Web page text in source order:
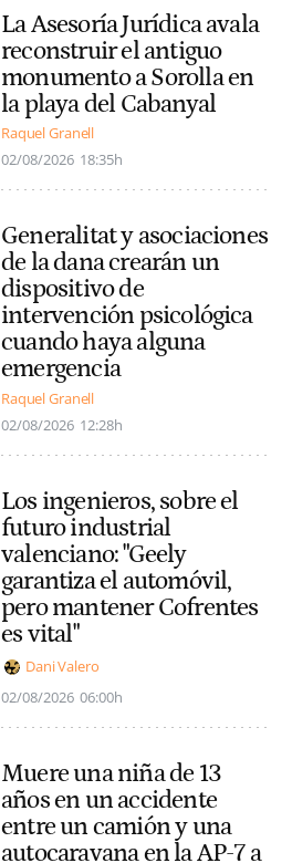
La Asesoría Jurídica avala
reconstruir el antiguo
monumento a Sorolla en
la playa del Cabanyal
Raquel Granell
02/08/2026 18:35h
Generalitat y asociaciones
de la dana crearán un
dispositivo de
intervención psicológica
cuando haya alguna
emergencia
Raquel Granell
02/08/2026 12:28h
Los ingenieros, sobre el
futuro industrial
valenciano: "Geely
garantiza el automóvil,
pero mantener Cofrentes
es vital"
Dani Valero
02/08/2026 06:00h
Muere una niña de 13
años en un accidente
entre un camión y una
autocaravana en la AP-7 a